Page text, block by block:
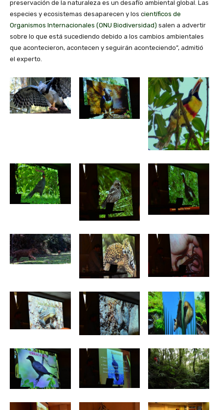
preservación de la naturaleza es un desafío ambiental global. Las
especies y ecosistemas desaparecen y los científicos de
Organismos Internacionales (ONU Biodiversidad) salen a advertir
sobre lo que está sucediendo debido a los cambios ambientales
que acontecieron, acontecen y seguirán aconteciendo”, admitió
el experto.